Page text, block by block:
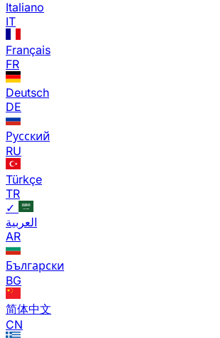
Italiano
IT
Français
FR
Deutsch
DE
Русский
RU
Türkçe
TR
✓
العربية
AR
Български
BG
简体中文
CN